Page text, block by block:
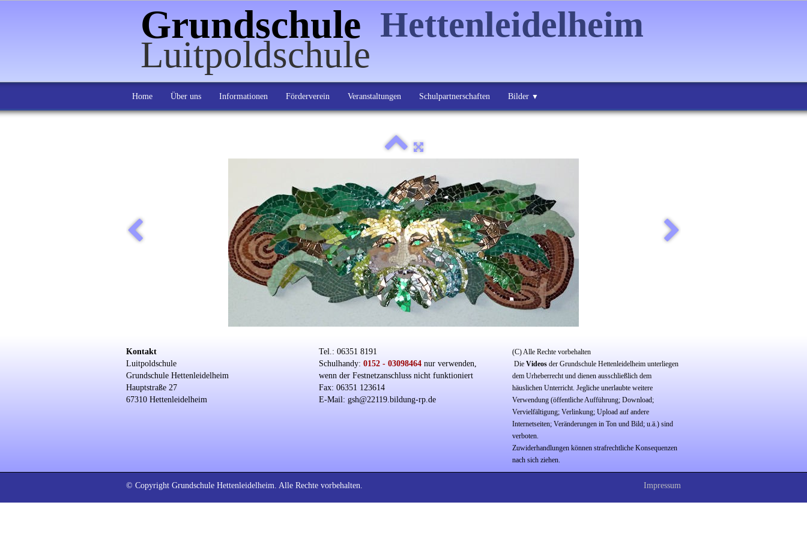
Grundschule Hettenleidelheim
Luitpoldschule
Home Über uns Informationen Förderverein Veranstaltungen Schulpartnerschaften Bilder ▼
Kontakt
Luitpoldschule
Grundschule Hettenleidelheim
Hauptstraße 27
67310 Hettenleidelheim
Tel.: 06351 8191
Schulhandy:0152 - 03098464 nur verwenden,
wenn der Festnetzanschluss nicht funktioniert
Fax: 06351 123614
E-Mail: gsh@22119.bildung-rp.de
(C) Alle Rechte vorbehalten
Die Videos der Grundschule Hettenleidelheim unterliegen
dem Urheberrecht und dienen ausschließlich dem
häuslichen Unterricht. Jegliche unerlaubte weitere
Verwendung (öffentliche Aufführung; Download;
Vervielfältigung; Verlinkung; Upload auf andere
Internetseiten; Veränderungen in Ton und Bild; u.ä.) sind
verboten.
Zuwiderhandlungen können strafrechtliche Konsequenzen
nach sich ziehen.
© Copyright Grundschule Hettenleidelheim. Alle Rechte vorbehalten. Impressum